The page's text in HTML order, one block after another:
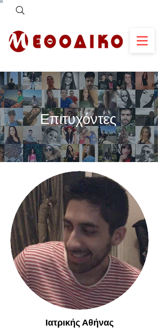
Επιτυχόντες
Ιατρικής Αθήνας